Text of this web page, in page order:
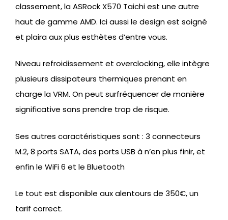
classement, la ASRock X570 Taichi est une autre
haut de gamme AMD. Ici aussi le design est soigné
et plaira aux plus esthètes d’entre vous.
Niveau refroidissement et overclocking, elle intègre
plusieurs dissipateurs thermiques prenant en
charge la VRM. On peut surfréquencer de manière
significative sans prendre trop de risque.
Ses autres caractéristiques sont : 3 connecteurs
M.2, 8 ports SATA, des ports USB à n’en plus finir, et
enfin le WiFi 6 et le Bluetooth
Le tout est disponible aux alentours de 350€, un
tarif correct.